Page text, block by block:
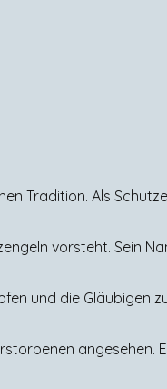
Tradition. Als
vorsteht. Sein
und die Gläubigen
angesehen.